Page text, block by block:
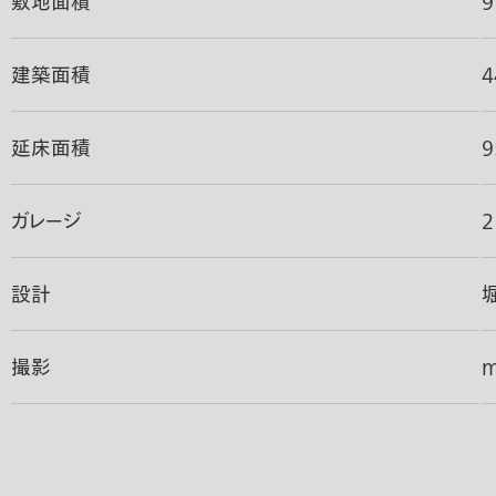
建築面積
延床面積
ガレージ
設計
撮影